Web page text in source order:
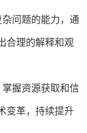
杂问题的能力，通
合理的解释和观
掌握资源获取和信
变革，持续提升